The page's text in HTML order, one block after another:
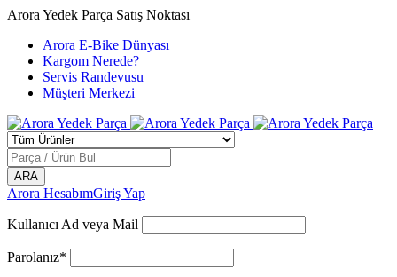
Arora Yedek Parça Satış Noktası
Arora E-Bike Dünyası
Kargom Nerede?
Servis Randevusu
Müşteri Merkezi
Arora HesabımGiriş Yap
Kullanıcı Ad veya Mail
Parolanız*